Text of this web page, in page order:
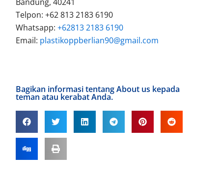
Telpon: +62 813 2183 6190
Whatsapp:+62813 2183 6190
Email: plastikoppberlian90@gmail.com
Bagikan informasi tentang About us kepada
teman atau kerabat Anda.